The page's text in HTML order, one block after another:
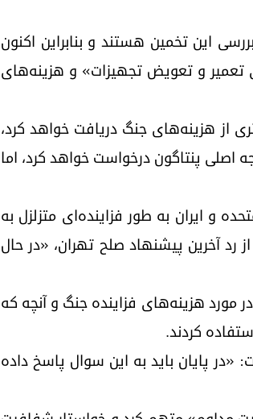
این تخمین هستند و بنابراین اکنون
تعمیر و تعویض تجهیزات» و هزینه‌های
از هزینه‌های جنگ دریافت خواهد کرد،
اصلی پنتاگون درخواست خواهد کرد، اما
و ایران به طور فزاینده‌ای متزلزل به
آخرین پیشنهاد صلح تهران، «در حال
مورد هزینه‌های فزاینده جنگ و آنچه که
کردند.
پایان باید به این سوال پاسخ داده